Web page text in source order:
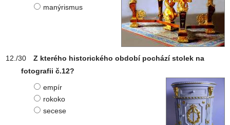
manýrismus
Z kterého historického období pochází stolek na
fotografii č.12?
empír
rokoko
secese